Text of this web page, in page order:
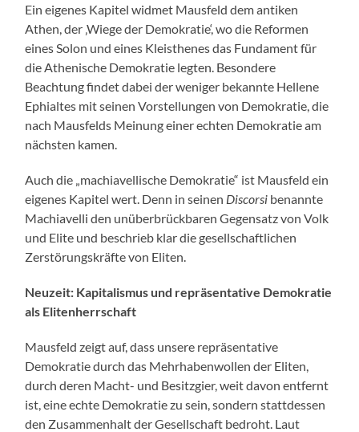
Ein eigenes Kapitel widmet Mausfeld dem antiken
Athen, der ‚Wiege der Demokratie‘, wo die Reformen
eines Solon und eines Kleisthenes das Fundament für
die Athenische Demokratie legten. Besondere
Beachtung findet dabei der weniger bekannte Hellene
Ephialtes mit seinen Vorstellungen von Demokratie, die
nach Mausfelds Meinung einer echten Demokratie am
nächsten kamen.
Auch die „machiavellische Demokratie“ ist Mausfeld ein
eigenes Kapitel wert. Denn in seinen Discorsi benannte
Machiavelli den unüberbrückbaren Gegensatz von Volk
und Elite und beschrieb klar die gesellschaftlichen
Zerstörungskräfte von Eliten.
Neuzeit: Kapitalismus und repräsentative Demokratie
als Elitenherrschaft
Mausfeld zeigt auf, dass unsere repräsentative
Demokratie durch das Mehrhabenwollen der Eliten,
durch deren Macht- und Besitzgier, weit davon entfernt
ist, eine echte Demokratie zu sein, sondern stattdessen
den Zusammenhalt der Gesellschaft bedroht. Laut